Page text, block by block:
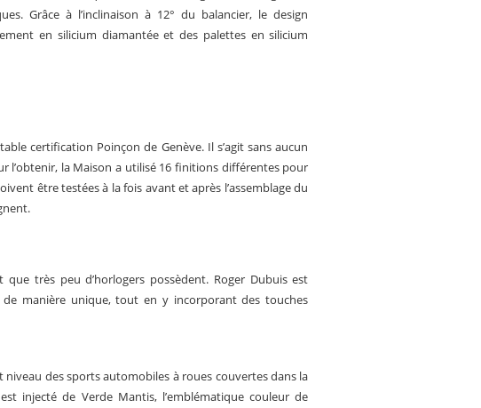
Grâce à l’inclinaison à 12° du balancier, le design
en silicium diamantée et des palettes en silicium
certification Poinçon de Genève. Il s’agit sans aucun
l’obtenir, la Maison a utilisé 16 finitions différentes pour
être testées à la fois avant et après l’assemblage du
très peu d’horlogers possèdent. Roger Dubuis est
manière unique, tout en y incorporant des touches
des sports automobiles à roues couvertes dans la
injecté de Verde Mantis, l’emblématique couleur de